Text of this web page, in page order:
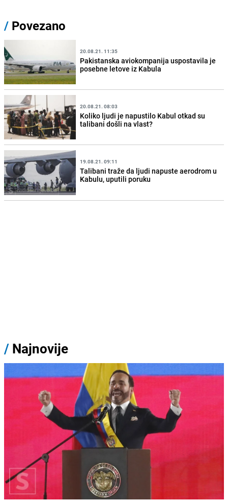
/ Povezano
20.08.21. 11:35
Pakistanska aviokompanija uspostavila je
posebne letove iz Kabula
20.08.21. 08:03
Koliko ljudi je napustilo Kabul otkad su
talibani došli na vlast?
19.08.21. 09:11
Talibani traže da ljudi napuste aerodrom u
Kabulu, uputili poruku
/ Najnovije